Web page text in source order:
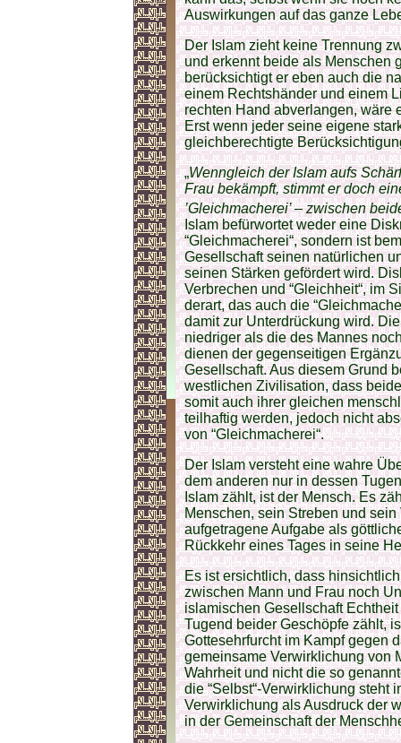
Auswirkungen auf das ganze
Der Islam zieht keine Trennung
und erkennt beide als Menschen
berücksichtigt er eben auch die
einem Rechtshänder und einem
rechten Hand abverlangen, wäre
Erst wenn jeder seine eigene
gleichberechtigte
„Wenngleich der Islam aufs
Frau bekämpft, stimmt er doch
’Gleichmacherei’ – zwischen
Islam befürwortet weder eine
“Gleichmacherei“, sondern ist
Gesellschaft seinen natürlichen
seinen Stärken gefördert wird.
Verbrechen und “Gleichheit“, im
derart, das auch die
damit zur Unterdrückung wird.
niedriger als die des Mannes
dienen der gegenseitigen
Gesellschaft. Aus diesem Grund
westlichen Zivilisation, dass
somit auch ihrer gleichen
teilhaftig werden, jedoch nicht
von “Gleichmacherei“.
Der Islam versteht eine wahre
dem anderen nur in dessen
Islam zählt, ist der Mensch. Es
Menschen, sein Streben und
aufgetragene Aufgabe als
Rückkehr eines Tages in seine
Es ist ersichtlich, dass
zwischen Mann und Frau noch
islamischen Gesellschaft
Tugend beider Geschöpfe zählt,
Gottesehrfurcht im Kampf gegen
gemeinsame Verwirklichung von
Wahrheit und nicht die so
die “Selbst“-Verwirklichung steht
Verwirklichung als Ausdruck der
in der Gemeinschaft der